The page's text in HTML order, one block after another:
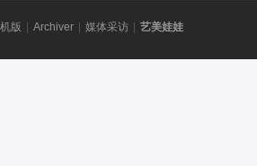
版 Archiver 媒体采访 艺美娃娃